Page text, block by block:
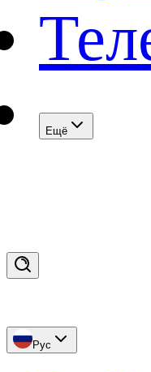
Eщё
Рус